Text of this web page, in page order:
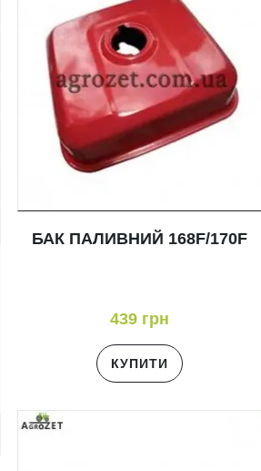
БАК ПАЛИВНИЙ 168F/170F
439 грн
КУПИТИ